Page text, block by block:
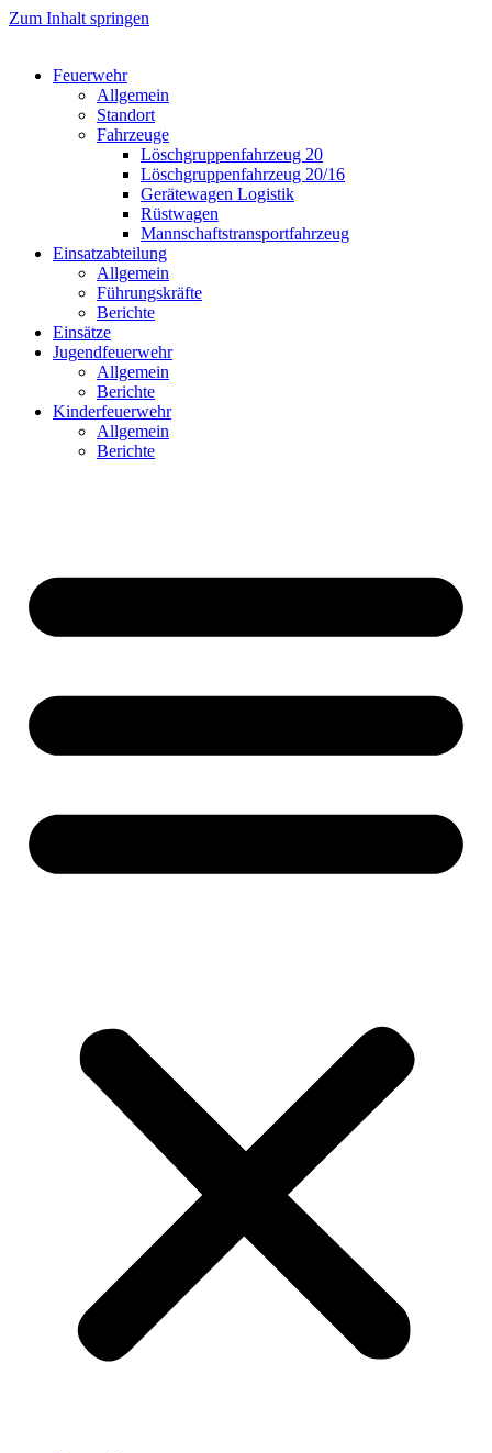
Zum Inhalt springen
Feuerwehr
Allgemein
Standort
Fahrzeuge
Löschgruppen­fahrzeug 20
Lösch­gruppen­fahrzeug 20/16
Geräte­wagen Logistik
Rüst­wagen
Mannschafts­transportfahrzeug
Einsatz­abteilung
Allgemein
Führungs­kräfte
Berichte
Einsätze
Jugend­feuerwehr
Allgemein
Berichte
Kinder­feuerwehr
Allgemein
Berichte